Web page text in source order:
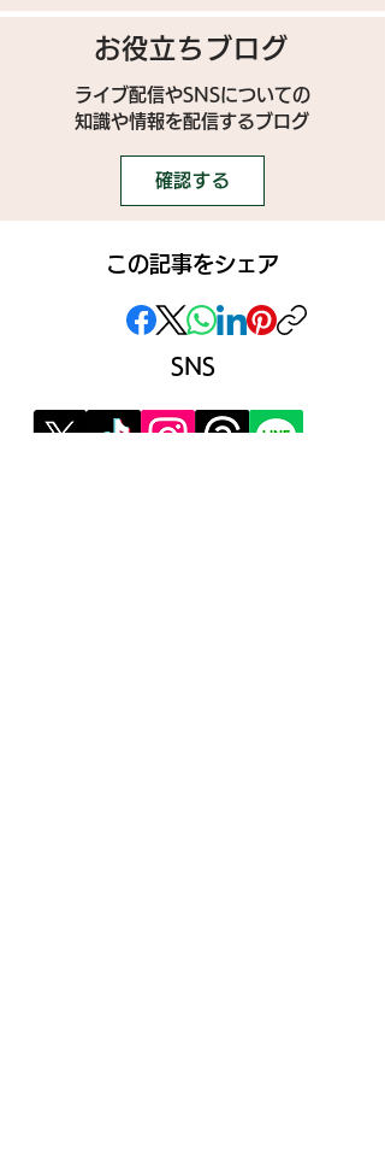
お役立ちブログ
ライブ配信やSNSについての
​知識や情報を配信するブログ
確認する
この記事をシェア
SNS